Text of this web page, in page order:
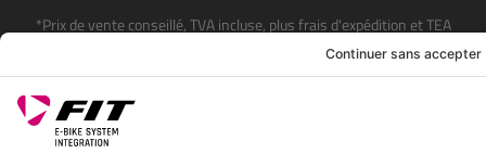
*Prix de vente conseillé, TVA incluse, plus frais d'expédition et TEA
Rotax Bike Technology AG © 2025